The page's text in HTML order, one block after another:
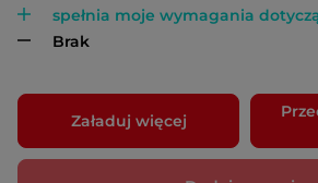
spełnia moje wymagania
Brak
Załaduj więcej